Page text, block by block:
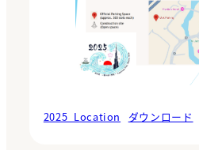
2025_Location ダウンロード